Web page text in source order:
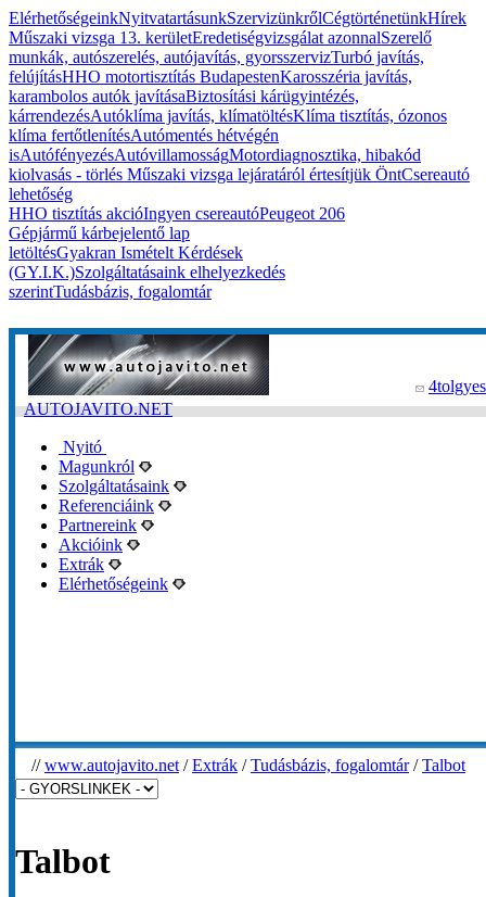
ElérhetőségeinkNyitvatartásunkSzervizünkrőlCégtörténetünkHírek
Műszaki vizsga 13. kerületEredetiségvizsgálat azonnalSzerelő
munkák, autószerelés, autójavítás, gyorsszervizTurbó javítás,
felújításHHO motortisztítás BudapestenKarosszéria javítás,
karambolos autók javításaBiztosítási kárügyintézés,
kárrendezésAutóklíma javítás, klímatöltésKlíma tisztítás, ózonos
klíma fertőtlenítésAutómentés hétvégén
isAutófényezésAutóvillamosságMotordiagnosztika, hibakód
kiolvasás - törlés Műszaki vizsga lejáratáról értesítjük ÖntCsereautó
lehetőség
HHO tisztítás akcióIngyen csereautóPeugeot 206
Gépjármű kárbejelentő lap
letöltésGyakran Ismételt Kérdések
(GY.I.K.)Szolgáltatásaink elhelyezkedés
szerintTudásbázis, fogalomtár
AUTOJAVITO.NET
Nyitó
Magunkról
Szolgáltatásaink
Referenciáink
Partnereink
Akcióink
Extrák
Elérhetőségeink
//www.autojavito.net /Extrák /Tudásbázis, fogalomtár/Talbot
Talbot